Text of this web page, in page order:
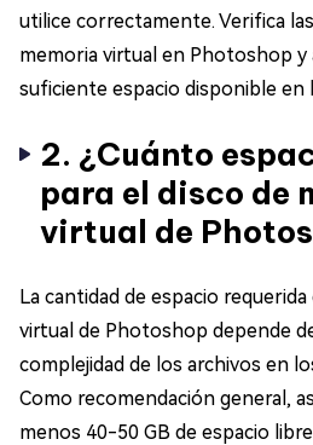
utilice correctamente. Verifica
memoria virtual en Photoshop
suficiente espacio disponible en
2. ¿Cuánto
para el disco de
virtual de
La cantidad de espacio
virtual de Photoshop depende
complejidad de los archivos en
Como recomendación general,
menos 40-50 GB de espacio